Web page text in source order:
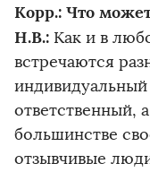
Корр.: Что
Н.В.: Как и в
встречаются
ответственный,
большинстве
отзывчивые